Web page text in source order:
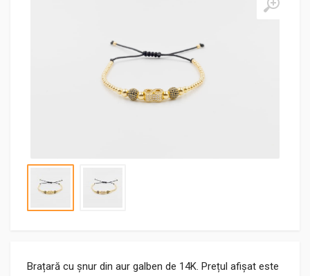
Brațară cu șnur din aur galben de 14K. Prețul afișat este